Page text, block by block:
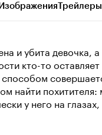
Трейлеры
и убита девочка,
кто-то
найти похитителя:
у него на